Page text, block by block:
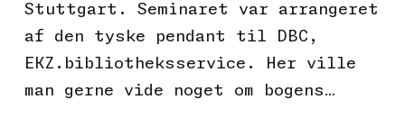
Stuttgart. Seminaret var arrangeret
af den tyske pendant til DBC,
EKZ.bibliotheksservice. Her ville
man gerne vide noget om bogens…